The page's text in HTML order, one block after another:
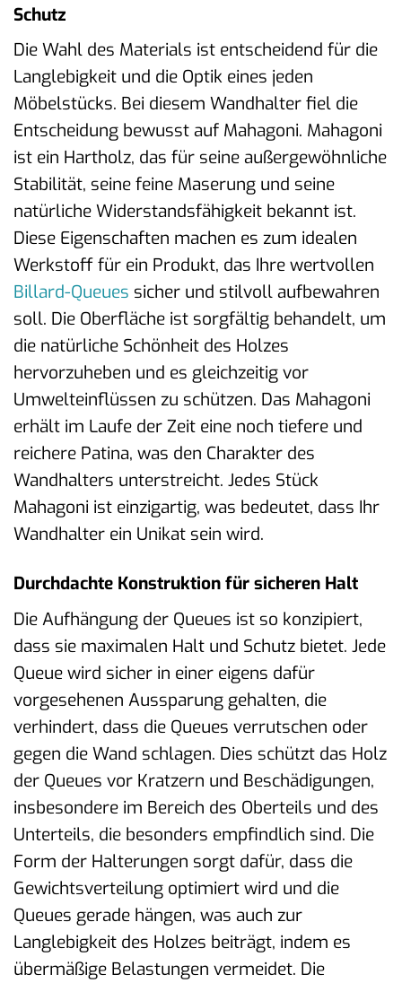
Schutz
Die Wahl des Materials ist entscheidend für die
Langlebigkeit und die Optik eines jeden
Möbelstücks. Bei diesem Wandhalter fiel die
Entscheidung bewusst auf Mahagoni. Mahagoni
ist ein Hartholz, das für seine außergewöhnliche
Stabilität, seine feine Maserung und seine
natürliche Widerstandsfähigkeit bekannt ist.
Diese Eigenschaften machen es zum idealen
Werkstoff für ein Produkt, das Ihre wertvollen
Billard-Queues sicher und stilvoll aufbewahren
soll. Die Oberfläche ist sorgfältig behandelt, um
die natürliche Schönheit des Holzes
hervorzuheben und es gleichzeitig vor
Umwelteinflüssen zu schützen. Das Mahagoni
erhält im Laufe der Zeit eine noch tiefere und
reichere Patina, was den Charakter des
Wandhalters unterstreicht. Jedes Stück
Mahagoni ist einzigartig, was bedeutet, dass Ihr
Wandhalter ein Unikat sein wird.
Durchdachte Konstruktion für sicheren Halt
Die Aufhängung der Queues ist so konzipiert,
dass sie maximalen Halt und Schutz bietet. Jede
Queue wird sicher in einer eigens dafür
vorgesehenen Aussparung gehalten, die
verhindert, dass die Queues verrutschen oder
gegen die Wand schlagen. Dies schützt das Holz
der Queues vor Kratzern und Beschädigungen,
insbesondere im Bereich des Oberteils und des
Unterteils, die besonders empfindlich sind. Die
Form der Halterungen sorgt dafür, dass die
Gewichtsverteilung optimiert wird und die
Queues gerade hängen, was auch zur
Langlebigkeit des Holzes beiträgt, indem es
übermäßige Belastungen vermeidet. Die